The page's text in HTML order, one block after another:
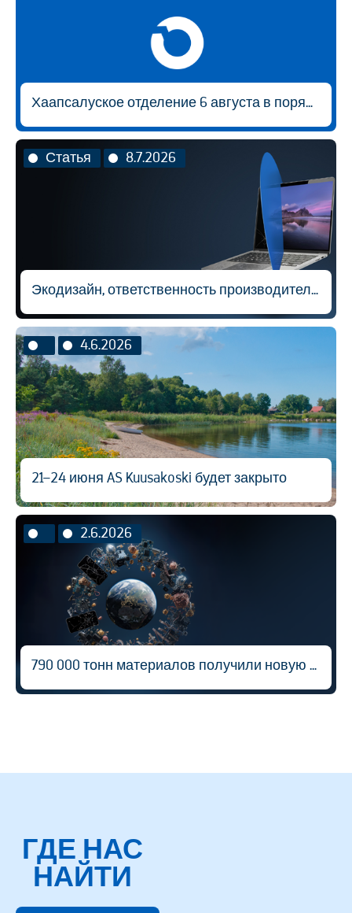
Хаапсалуское отделение 6 августа в порядке исключения будет открыто с 9:00 до 14:30.
Статья 8.7.2026
Экодизайн, ответственность производителя и вторичная переработка материалов
4.6.2026
21–24 июня AS Kuusakoski будет закрыто
2.6.2026
790 000 тонн материалов получили новую жизнь
ГДЕ НАС
НАЙТИ